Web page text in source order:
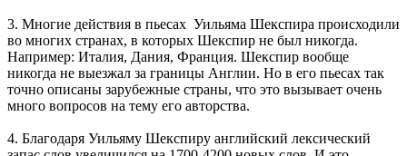
3. Многие действия в пьесах Уильяма Шекспира происходили
во многих странах, в которых Шекспир не был никогда.
Например: Италия, Дания, Франция. Шекспир вообще
никогда не выезжал за границы Англии. Но в его пьесах так
точно описаны зарубежные страны, что это вызывает очень
много вопросов на тему его авторства.
4. Благодаря Уильяму Шекспиру английский лексический